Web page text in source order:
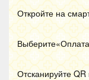
Откройте на
Отсканируйте QR